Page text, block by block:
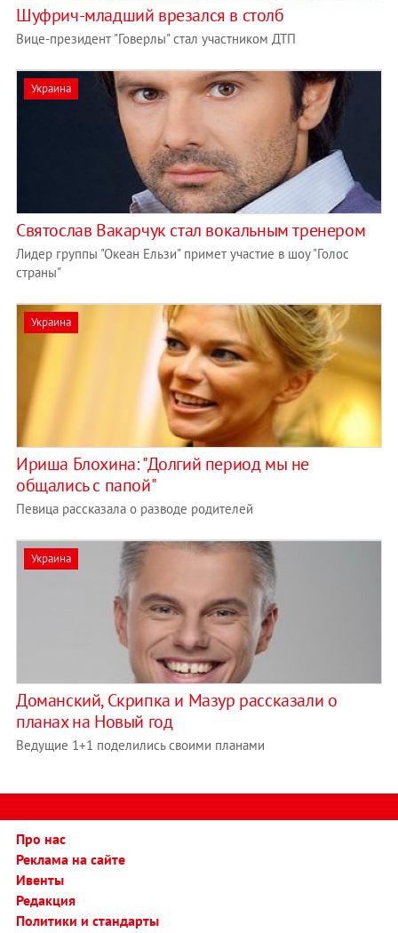
Шуфрич-младший врезался в столб
Вице-президент "Говерлы" стал участником ДТП
Украина
Святослав Вакарчук стал вокальным тренером
Лидер группы "Океан Ельзи" примет участие в шоу "Голос
страны"
Украина
Ириша Блохина: "Долгий период мы не
общались с папой"
Певица рассказала о разводе родителей
Украина
Доманский, Скрипка и Мазур рассказали о
планах на Новый год
Ведущие 1+1 поделились своими планами
Про нас
Реклама на сайте
Ивенты
Редакция
Политики и стандарты